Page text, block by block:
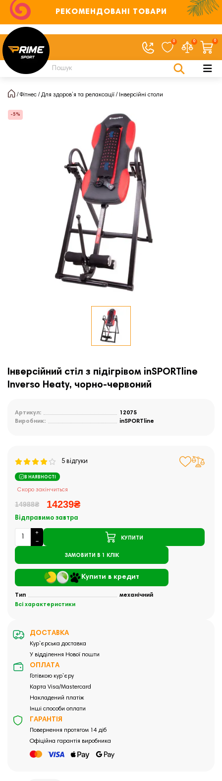
РЕКОМЕНДОВАНІ ТОВАРИ
0 0 0
Фітнес Для здоров’я та релаксації Інверсійні столи
-5%
Інверсійний стіл з підігрівом inSPORTline
Inverso Heaty, чорно-червоний
Артикул:
12075
Виробник:
inSPORTline
5 відгуки
В НАЯВНОСТІ
Скоро закінчиться
14988₴ 14239₴
Відправимо завтра
КУПИТИ
ЗАМОВИТИ В 1 КЛІК
Купити в кредит
Тип
механічний
Всі характеристики
ДОСТАВКА
Кур`єрська доставка
У відділення Нової пошти
ОПЛАТА
Готівкою кур`єру
Карта Visa/Mastercard
Накладений платіж
Інші способи оплати
ГАРАНТІЯ
Повернення протягом 14 діб
Офіційна гарантія виробника